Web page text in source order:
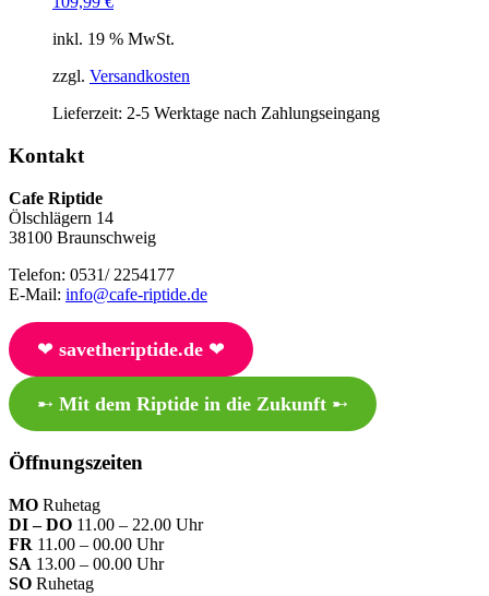
inkl. 19 % MwSt.
zzgl. Versandkosten
Lieferzeit: 2-5 Werktage nach Zahlungseingang
Kontakt
Cafe Riptide
Ölschlägern 14
38100 Braunschweig
Telefon: 0531/ 2254177
E-Mail: info@cafe-riptide.de
❤︎ savetheriptide.de❤︎
➸ Mit dem Riptide in die Zukunft➸
Öffnungszeiten
MO Ruhetag
DI – DO 11.00 – 22.00 Uhr
FR 11.00 – 00.00 Uhr
SA 13.00 – 00.00 Uhr
SO Ruhetag